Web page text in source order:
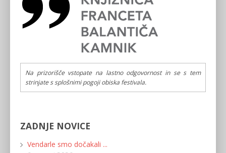
Na prizorišče vstopate na lastno odgovornost in se s tem
strinjate s splošnimi pogoji obiska festivala.
ZADNJE NOVICE
Vendarle smo dočakali ...